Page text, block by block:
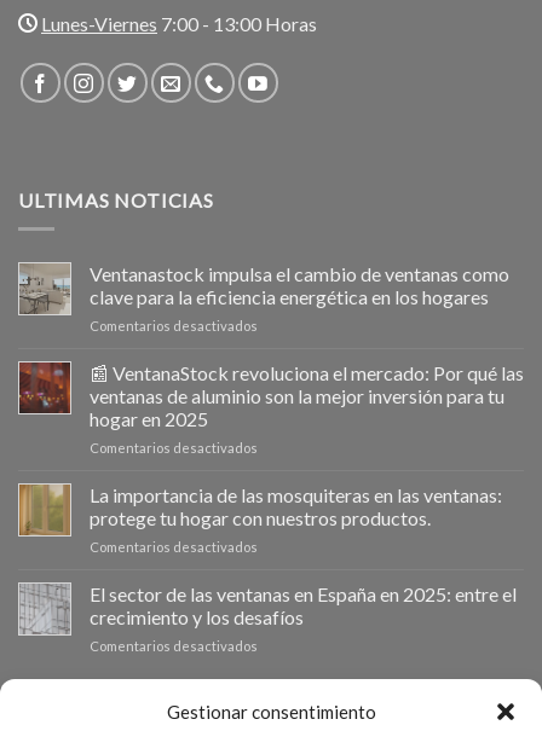
Gestionar consentimiento
Lunes-Viernes 7:00 - 13:00 Horas
ULTIMAS NOTICIAS
Ventanastock impulsa el cambio de ventanas como
clave para la eficiencia energética en los hogares
Comentarios desactivados
impulsa
cambio
la
en
los
📰 VentanaStock revoluciona el mercado: Por qué las
ventanas de aluminio son la mejor inversión para tu
hogar en 2025
Comentarios desactivados
VentanaStock
revoluciona
el
qué
las
la
La importancia de las mosquiteras en las ventanas:
protege tu hogar con nuestros productos.
Comentarios desactivados
importancia
las
ventanas:
El sector de las ventanas en España en 2025: entre el
crecimiento y los desafíos
Comentarios desactivados
de
PRESUPUESTO A MEDIDA